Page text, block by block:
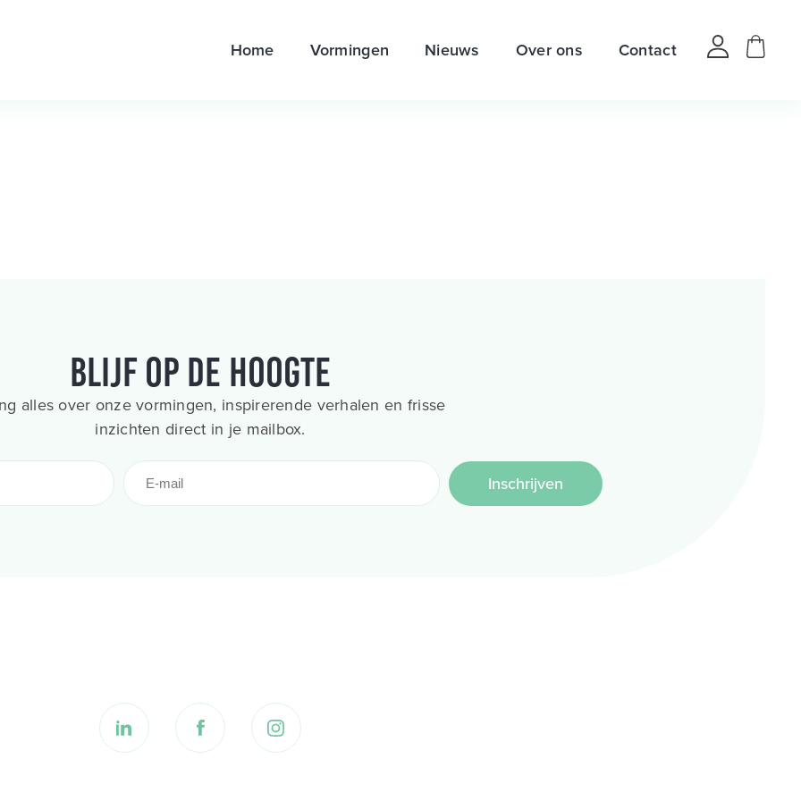
Home Vormingen Nieuws Over ons Contact
Blijf op de hoogte
alles over onze vormingen, inspirerende verhalen en frisse
inzichten direct in je mailbox.
Inschrijven